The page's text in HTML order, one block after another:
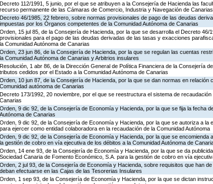
Decreto 112/1991, 5 junio, por el que se atribuyen a la Consejería de Hacienda las
recurso permanente de las Cámaras de Comercio, Industria y Navegación de Canarias
Decreto 46/1985, 22 febrero, sobre normas provisionales de pago de las deudas
impuestas por los Órganos competentes de la Comunidad Autónoma de Canarias
Orden, 15 jul 85, de la Consejería de Hacienda, por la que se desarrolla el Decreto
provisionales para el pago de las deudas derivadas de las tasas y exacciones
la Comunidad Autónoma de Canarias
Orden, 23 jun 86, de la Consejería de Hacienda, por la que se regulan las cuentas
la Comunidad Autónoma de Canarias y Arbitrios insulares
Resolución, 1 abr 86, de la Dirección General de Política Financiera de la Consejería
tributos cedidos por el Estado a la Comunidad Autónoma de Canarias
Orden, 10 jun 87, de la Consejería de Hacienda, por la que se dan normas en relación
Comunidad autónoma de Canarias
Decreto 173/1992, 20 noviembre, por el que se reestructura el sistema de
Canarias
Orden, 9 dic 92, de la Consejería de Economía y Hacienda, por la que se fija la fecha
Autónoma de Canarias
Orden, 9 dic 92, de la Consejería de Economía y Hacienda, por la que se autoriza a la
para ejercer como entidad colaboradora en la recaudación de la Comunidad Autónoma
Orden, 9 dic 92, de la Consejería de Economía y Hacienda, por la que se encomienda
la gestión de cobro en vía ejecutiva de los débitos a la Comunidad Autónoma de
Orden, 14 ene 93, de la Consejería de Economía y Hacienda, por la que se da
Sociedad Canaria de Fomento Económico, S.A. para la gestión de cobro en vía
Orden, 2 jul 93, de la Consejería de Economía y Hacienda, sobre requisitos que han
deban efectuarse en las Cajas de las Tesorerias Insulares
Orden, 1 sep 93, de la Consejería de Economía y Hacienda, por la que se dictan